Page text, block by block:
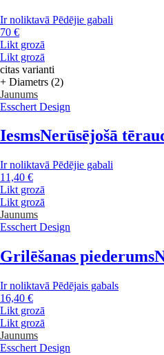
Ir noliktavā Pēdējie gabali
70 €
Likt grozā
Likt grozā
citas varianti
+ Diametrs (2)
Jaunums
Esschert Design
IesmsNerūsējošā
Ir noliktavā Pēdējie gabali
11,40 €
Likt grozā
Likt grozā
Jaunums
Esschert Design
Grilēšanas piederums
Ir noliktavā Pēdējais gabals
16,40 €
Likt grozā
Likt grozā
Jaunums
Esschert Design